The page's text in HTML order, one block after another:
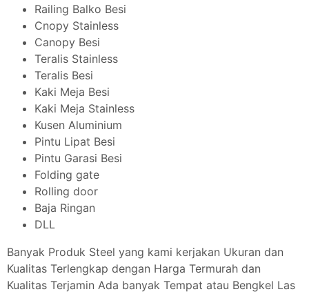
Railing Balko Besi
Cnopy Stainless
Canopy Besi
Teralis Stainless
Teralis Besi
Kaki Meja Besi
Kaki Meja Stainless
Kusen Aluminium
Pintu Lipat Besi
Pintu Garasi Besi
Folding gate
Rolling door
Baja Ringan
DLL
Banyak Produk Steel yang kami kerjakan Ukuran dan
Kualitas Terlengkap dengan Harga Termurah dan
Kualitas Terjamin Ada banyak Tempat atau Bengkel Las